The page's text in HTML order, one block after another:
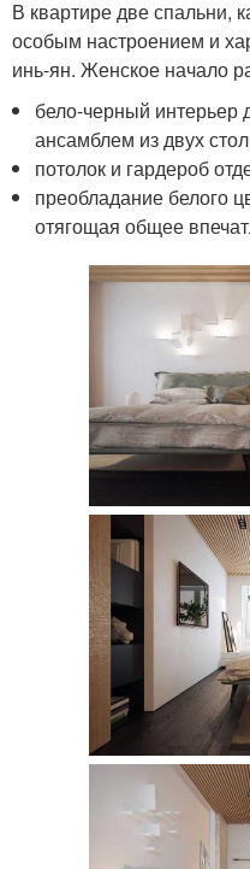
В квартире две спальни,
особым настроением и
инь-ян. Женское начало
бело-черный интерьер
ансамблем из двух
потолок и гардероб
преобладание белого
отягощая общее